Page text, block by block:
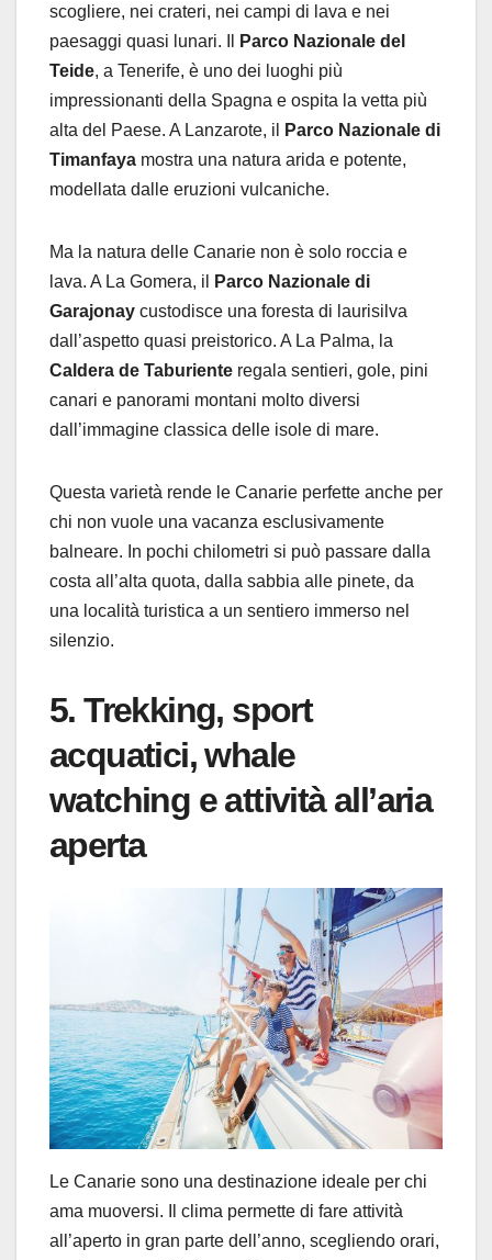
scogliere, nei crateri, nei campi di lava e nei
paesaggi quasi lunari. Il
Parco Nazionale del
Teide, a Tenerife, è uno dei luoghi più
impressionanti della Spagna e ospita la vetta più
alta del Paese. A Lanzarote, il
Parco Nazionale di
Timanfaya mostra una natura arida e potente,
modellata dalle eruzioni vulcaniche.
Ma la natura delle Canarie non è solo roccia e
lava. A La Gomera, il
Parco Nazionale di
Garajonay custodisce una foresta di laurisilva
dall’aspetto quasi preistorico. A La Palma, la
Caldera de Taburiente regala sentieri, gole, pini
canari e panorami montani molto diversi
dall’immagine classica delle isole di mare.
Questa varietà rende le Canarie perfette anche per
chi non vuole una vacanza esclusivamente
balneare. In pochi chilometri si può passare dalla
costa all’alta quota, dalla sabbia alle pinete, da
una località turistica a un sentiero immerso nel
silenzio.
5. Trekking, sport
acquatici, whale
watching e attività all’aria
aperta
Le Canarie sono una destinazione ideale per chi
ama muoversi. Il clima permette di fare attività
all’aperto in gran parte dell’anno, scegliendo orari,